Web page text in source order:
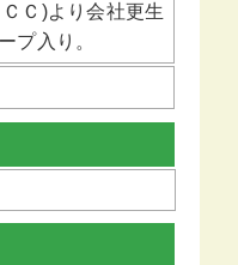
Ｃ)より会社更生
プ入り。